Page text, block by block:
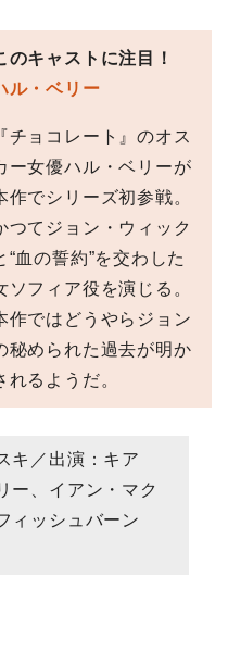
のキャストに注目！
ル・ベリー
『チョコレート』のオス
ー女優ハル・ベリーが
作でシリーズ初参戦。
つてジョン・ウィック
“血の誓約”を交わした
ソフィア役を演じる。
作ではどうやらジョン
秘められた過去が明か
れるようだ。
キ／出演：キア
ー、イアン・マク
ィッシュバーン